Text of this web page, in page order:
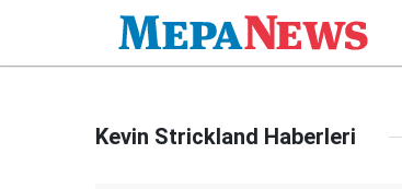
Kevin Strickland Haberleri